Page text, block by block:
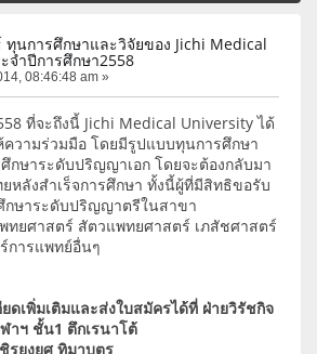
นการศึกษาและวิจัยของ Jichi Medical
จำปีการศึกษา2558
08:46:48 am »
ที่จะถึงนี้ Jichi Medical University ได้
ความร่วมมือ โดยมีรูปแบบทุนการศึกษา
กษาระดับปริญญาเอก โดยจะต้องกลับมา
หลังสำเร็จการศึกษา ทั้งนี้ผู้ที่มีสิทธิขอรับ
กษาระดับปริญญาตรีในสาขา
ยศาสตร์ สัตวแพทยศาสตร์ เภสัชศาสตร์
การแพทย์อื่นๆ
ดเพิ่มเติมและส่งใบสมัครได้ที่ ฝ่ายวิรัชกิจ
าฯ ชั้น1 ตึกเรนาโต้
รยงยศ ทิมาบุตร